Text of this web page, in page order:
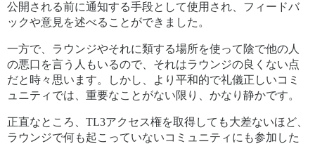
公開される前に通知する手段として使用され、フィードバ
ックや意見を述べることができました。
一方で、ラウンジやそれに類する場所を使って陰で他の人
の悪口を言う人もいるので、それはラウンジの良くない点
だと時々思います。しかし、より平和的で礼儀正しいコミ
ュニティでは、重要なことがない限り、かなり静かです。
正直なところ、TL3アクセス権を取得しても大差ないほど、
ラウンジで何も起こっていないコミュニティにも参加した